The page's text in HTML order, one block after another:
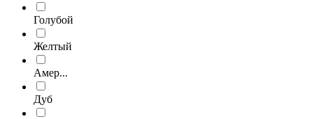
Голубой
Желтый
Амер...
Дуб